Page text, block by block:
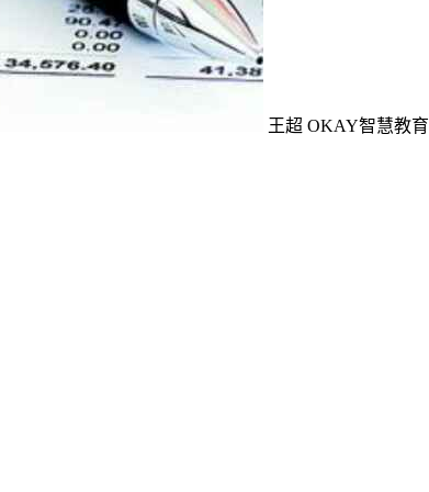
王超 OKAY智慧教育